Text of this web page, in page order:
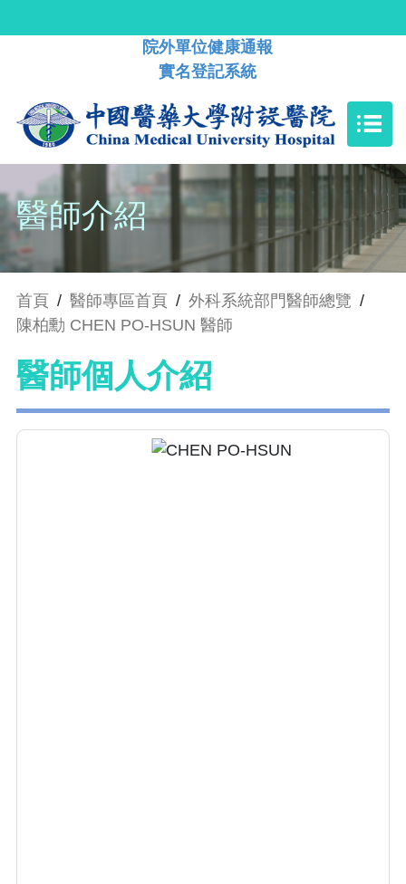
院外單位健康通報
實名登記系統
醫師介紹
首頁 / 醫師專區首頁 / 外科系統部門醫師總覽 /
陳柏勳 CHEN PO-HSUN 醫師
醫師個人介紹